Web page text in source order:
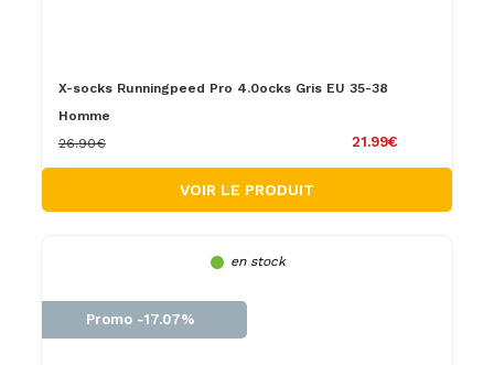
X-socks Runningpeed Pro 4.0ocks Gris EU 35-38
Homme
21.99€
26.90€
VOIR LE PRODUIT
en stock
Promo -17.07%